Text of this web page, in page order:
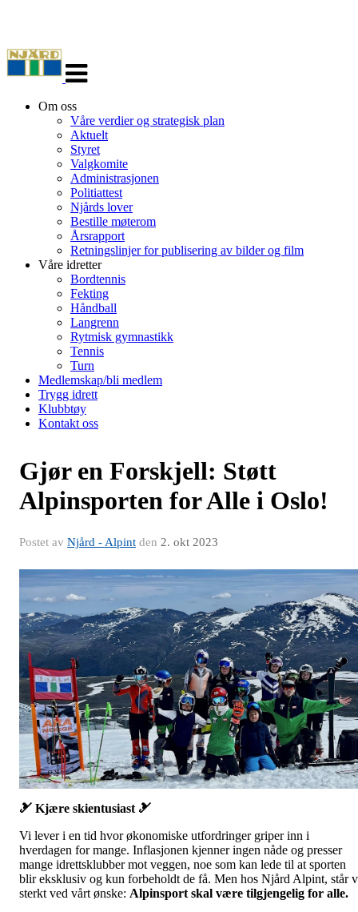
navigasjon
Om oss
Våre verdier og strategisk plan
Aktuelt
Styret
Valgkomite
Administrasjonen
Politiattest
Njårds lover
Bestille møterom
Årsrapport
Retningslinjer for publisering av bilder og film
Våre idretter
Bordtennis
Fekting
Håndball
Langrenn
Rytmisk gymnastikk
Tennis
Turn
Medlemskap/bli medlem
Trygg idrett
Klubbtøy
Kontakt oss
Gjør en Forskjell: Støtt
Alpinsporten for Alle i Oslo!
Postet av Njård - Alpint den 2. okt 2023
🎿 Kjære skientusiast 🎿
Vi lever i en tid hvor økonomiske utfordringer griper inn i
hverdagen for mange. Inflasjonen kjenner ingen nåde og presser
mange idrettsklubber mot veggen, noe som kan lede til at sporten
blir eksklusiv og kun forbeholdt de få. Men hos Njård Alpint, står
sterkt ved vårt ønske: Alpinsport skal være tilgjengelig for alle.